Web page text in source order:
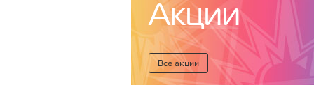
Акции
Все акции